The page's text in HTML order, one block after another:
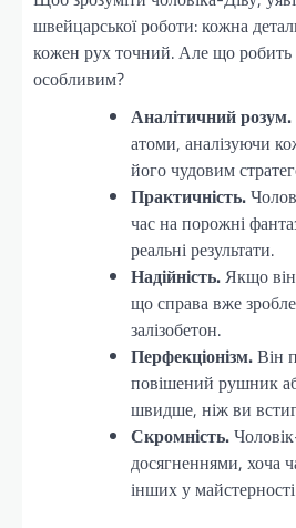
швейцарської роботи: кожна
кожен рух точний. Але що
особливим?
Аналітичний розум.
атоми, аналізуючи
його чудовим
Практичність.
час на порожні
реальні результати.
Надійність.Якщо
що справа вже
залізобетон.
Перфекціонізм.Він
повішений рушник
швидше, ніж ви
Скромність.
досягненнями, хоча
інших у